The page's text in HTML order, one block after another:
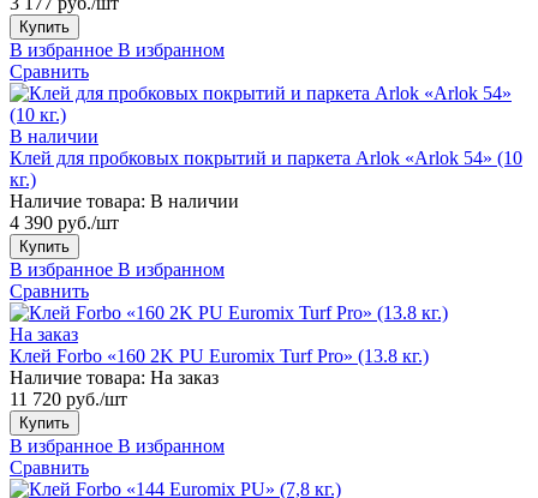
Купить
В избранное В избранном
Сравнить
В наличии
Клей для пробковых покрытий и паркета Arlok «Arlok 54» (10
кг.)
Наличие товара: В наличии
4 390 руб./шт
Купить
В избранное В избранном
Сравнить
На заказ
Клей Forbo «160 2K PU Euromix Turf Pro» (13.8 кг.)
Наличие товара: На заказ
11 720 руб./шт
Купить
В избранное В избранном
Сравнить